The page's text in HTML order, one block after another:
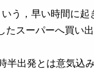
う，早い時間に起
たスーパーへ買い
半出発とは意気込